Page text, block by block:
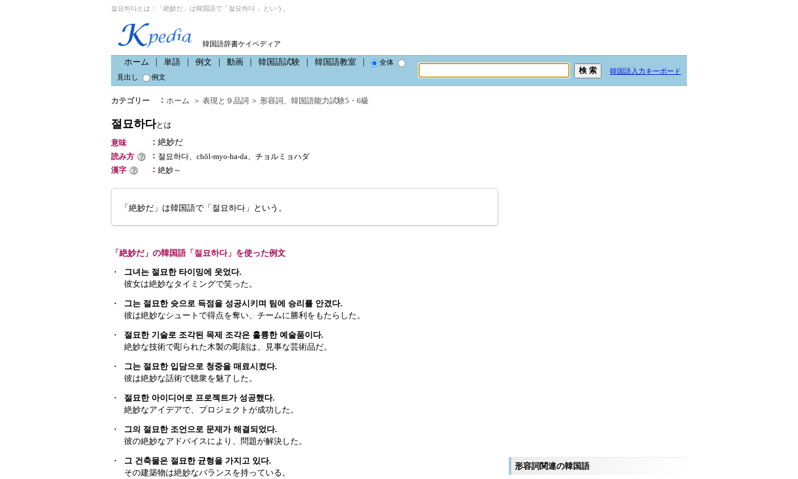
절묘하다とは：「絶妙だ」は韓国語で「절묘하다 」という。
韓国語辞書ケイペディア
ホーム 単語 例文 動画 韓国語試験 韓国語教室
全体
見出し
例文
韓国語入力キーボード
カテゴリー ： ホーム ＞ 表現と９品詞 ＞ 形容詞 、 韓国語能力試験5・6級
절묘하다とは
意味
： 絶妙だ
読み方
： 절묘하다、chŏl-myo-ha-da、チョルミョハダ
漢字
： 絶妙～
「絶妙だ」は韓国語で「절묘하다」という。
「絶妙だ」の韓国語「절묘하다」を使った例文
・
그녀는 절묘한 타이밍에 웃었다.
彼女は絶妙なタイミングで笑った。
・
그는 절묘한 슛으로 득점을 성공시키며 팀에 승리를 안겼다.
彼は絶妙なシュートで得点を奪い、チームに勝利をもたらした。
・
절묘한 기술로 조각된 목제 조각은 훌륭한 예술품이다.
絶妙な技術で彫られた木製の彫刻は、見事な芸術品だ。
・
그는 절묘한 입담으로 청중을 매료시켰다.
彼は絶妙な話術で聴衆を魅了した。
・
절묘한 아이디어로 프로젝트가 성공했다.
絶妙なアイデアで、プロジェクトが成功した。
・
그의 절묘한 조언으로 문제가 해결되었다.
彼の絶妙なアドバイスにより、問題が解決した。
・
그 건축물은 절묘한 균형을 가지고 있다.
その建築物は絶妙なバランスを持っている。
形容詞関連の韓国語